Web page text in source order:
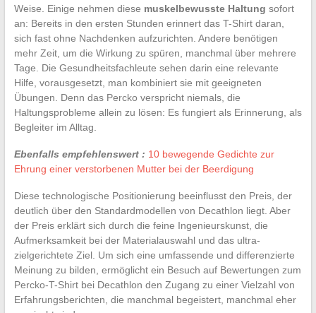
Weise. Einige nehmen diese muskelbewusste Haltung sofort
an: Bereits in den ersten Stunden erinnert das T-Shirt daran,
sich fast ohne Nachdenken aufzurichten. Andere benötigen
mehr Zeit, um die Wirkung zu spüren, manchmal über mehrere
Tage. Die Gesundheitsfachleute sehen darin eine relevante
Hilfe, vorausgesetzt, man kombiniert sie mit geeigneten
Übungen. Denn das Percko verspricht niemals, die
Haltungsprobleme allein zu lösen: Es fungiert als Erinnerung, als
Begleiter im Alltag.
Ebenfalls empfehlenswert : 10 bewegende Gedichte zur
Ehrung einer verstorbenen Mutter bei der Beerdigung
Diese technologische Positionierung beeinflusst den Preis, der
deutlich über den Standardmodellen von Decathlon liegt. Aber
der Preis erklärt sich durch die feine Ingenieurskunst, die
Aufmerksamkeit bei der Materialauswahl und das ultra-
zielgerichtete Ziel. Um sich eine umfassende und differenzierte
Meinung zu bilden, ermöglicht ein Besuch auf Bewertungen zum
Percko-T-Shirt bei Decathlon den Zugang zu einer Vielzahl von
Erfahrungsberichten, die manchmal begeistert, manchmal eher